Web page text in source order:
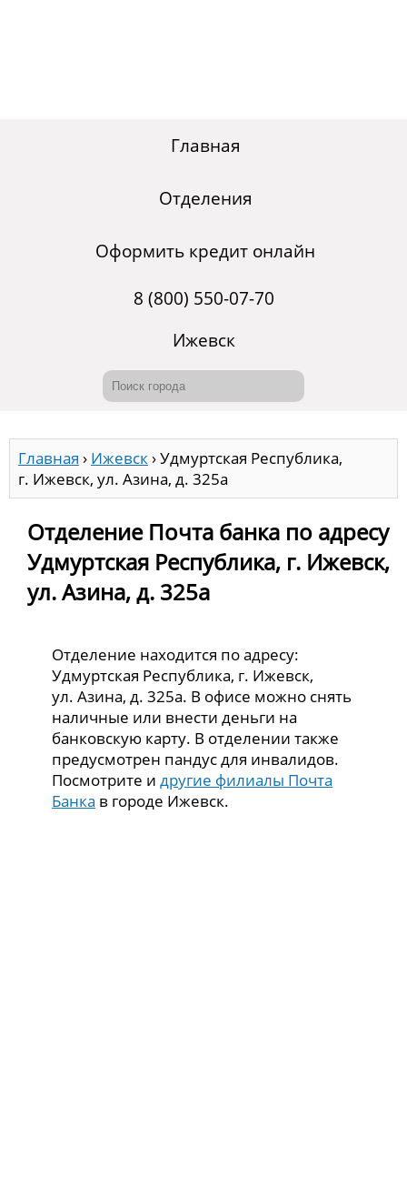
Главная
Отделения
Оформить кредит онлайн
8 (800) 550-07-70
Ижевск
Главная › Ижевск›Удмуртская Республика,
г. Ижевск, ул. Азина, д. 325а
Отделение Почта банка по адресу
Удмуртская Республика, г. Ижевск,
ул. Азина, д. 325а
Отделение находится по адресу:
Удмуртская Республика, г. Ижевск,
ул. Азина, д. 325а. В офисе можно снять
наличные или внести деньги на
банковскую карту. В отделении также
предусмотрен пандус для инвалидов.
Посмотрите идругие филиалы Почта
Банка в городе Ижевск.